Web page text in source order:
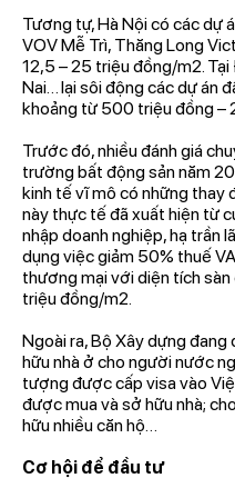
Tương tự, Hà Nội có các dự
VOV Mễ Trì, Thăng Long
12,5 – 25 triệu đồng/m2.
Nai… lại sôi động các dự án
khoảng từ 500 triệu đồng –
Trước đó, nhiều đánh giá
trường bất động sản năm
kinh tế vĩ mô có những thay
này thực tế đã xuất hiện từ
nhập doanh nghiệp, hạ trần
dụng việc giảm 50% thuế
thương mại với diện tích
triệu đồng/m2.
Ngoài ra, Bộ Xây dựng
hữu nhà ở cho người nước
tượng được cấp visa vào
được mua và sở hữu nhà;
hữu nhiều căn hộ…
Cơ hội để đầu tư